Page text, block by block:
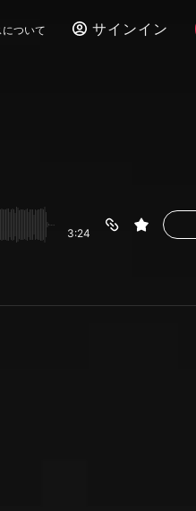
ついて サインイン
3:24